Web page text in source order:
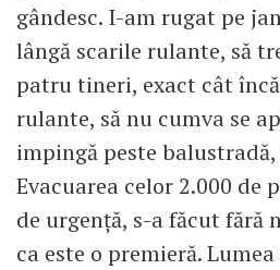
gândesc. I-am rugat pe
lângă scarile rulante, să
patru tineri, exact cât
rulante, să nu cumva se
impingă peste
Evacuarea celor 2.000 de
de urgență, s-a făcut fără
ca este o premieră.